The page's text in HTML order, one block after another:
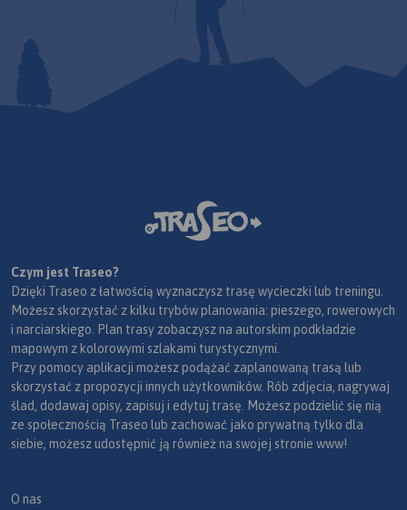
Czym jest Traseo?
Dzięki Traseo z łatwością wyznaczysz trasę wycieczki lub treningu.
Możesz skorzystać z kilku trybów planowania: pieszego, rowerowych
i narciarskiego. Plan trasy zobaczysz na autorskim podkładzie
mapowym z kolorowymi szlakami turystycznymi.
Przy pomocy aplikacji możesz podążać zaplanowaną trasą lub
skorzystać z propozycji innych użytkowników. Rób zdjęcia, nagrywaj
ślad, dodawaj opisy, zapisuj i edytuj trasę. Możesz podzielić się nią
ze społecznością Traseo lub zachować jako prywatną tylko dla
siebie, możesz udostępnić ją również na swojej stronie www!
O nas